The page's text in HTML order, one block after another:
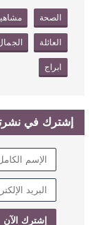
الصحة
العائلة
ابراج
إشترك في